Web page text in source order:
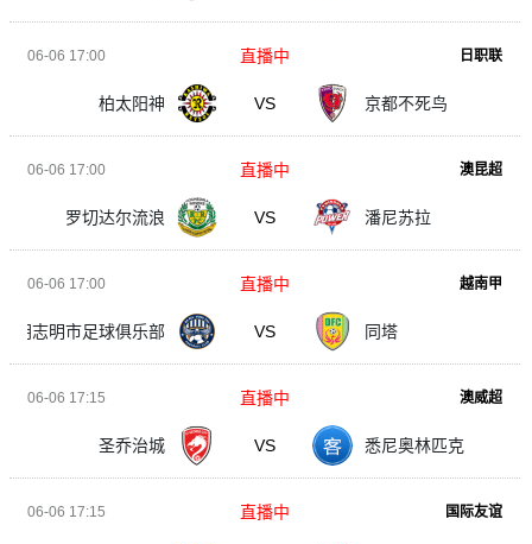
06-06 17:00 日职联
柏太阳神 VS 京都不死鸟
直播中
06-06 17:00 澳昆超
罗切达尔流浪 VS 潘尼苏拉
直播中
06-06 17:00 越南甲
胡志明市足球俱乐部 VS 同塔
直播中
06-06 17:15 澳威超
圣乔治城 VS 悉尼奥林匹克
直播中
06-06 17:15 国际友谊
直播中